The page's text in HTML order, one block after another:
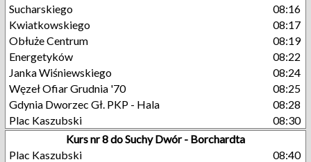
Sucharskiego
08:16
Kwiatkowskiego
08:17
Obłuże Centrum
08:19
Energetyków
08:22
Janka Wiśniewskiego
08:24
Węzeł Ofiar Grudnia '70
08:25
Gdynia Dworzec Gł. PKP - Hala
08:28
Plac Kaszubski
08:30
Kurs nr 8 do Suchy Dwór - Borchardta
Plac Kaszubski
08:40